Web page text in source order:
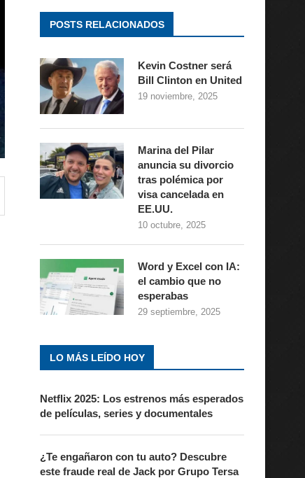
POSTS RELACIONADOS
Kevin Costner será
Bill Clinton en United
19 noviembre, 2025
Marina del Pilar
anuncia su divorcio
tras polémica por
visa cancelada en
EE.UU.
10 octubre, 2025
Word y Excel con IA:
el cambio que no
esperabas
29 septiembre, 2025
LO MÁS LEÍDO HOY
Netflix 2025: Los estrenos más esperados
de películas, series y documentales
¿Te engañaron con tu auto? Descubre
este fraude real de Jack por Grupo Tersa